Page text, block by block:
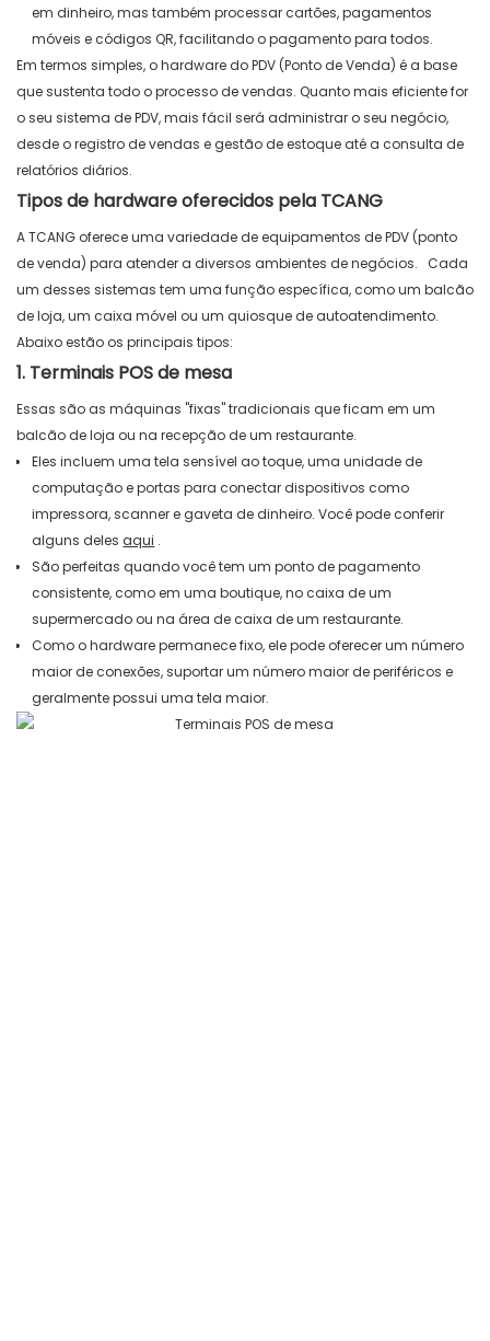
em dinheiro, mas também processar cartões, pagamentos
móveis e códigos QR, facilitando o pagamento para todos.
Em termos simples, o hardware do PDV (Ponto de Venda) é a base
que sustenta todo o processo de vendas. Quanto mais eficiente for
o seu sistema de PDV, mais fácil será administrar o seu negócio,
desde o registro de vendas e gestão de estoque até a consulta de
relatórios diários.
Tipos de hardware oferecidos pela TCANG
A TCANG oferece uma variedade de equipamentos de PDV (ponto
de venda) para atender a diversos ambientes de negócios. Cada
um desses sistemas tem uma função específica, como um balcão
de loja, um caixa móvel ou um quiosque de autoatendimento.
Abaixo estão os principais tipos:
1. Terminais POS de mesa
Essas são as máquinas "fixas" tradicionais que ficam em um
balcão de loja ou na recepção de um restaurante.
Eles incluem uma tela sensível ao toque, uma unidade de
computação e portas para conectar dispositivos como
impressora, scanner e gaveta de dinheiro. Você pode conferir
alguns deles aqui .
São perfeitas quando você tem um ponto de pagamento
consistente, como em uma boutique, no caixa de um
supermercado ou na área de caixa de um restaurante.
Como o hardware permanece fixo, ele pode oferecer um número
maior de conexões, suportar um número maior de periféricos e
geralmente possui uma tela maior.